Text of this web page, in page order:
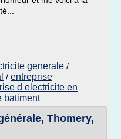
generale /
/ entreprise
d electricite en
batiment
Thomery,